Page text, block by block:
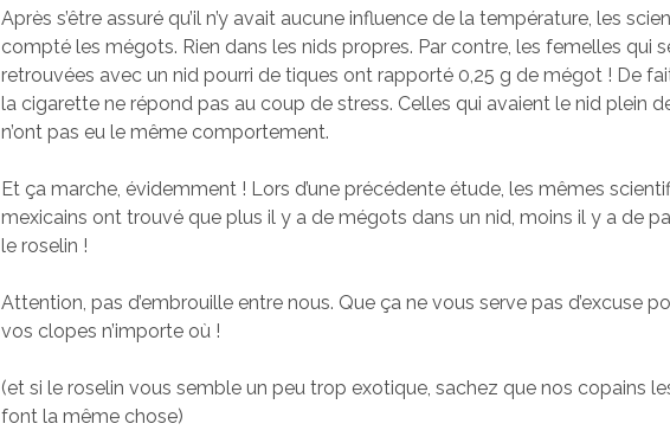
Après s’être assuré qu’il n’y avait aucune influence de la température, les
compté les mégots. Rien dans les nids propres. Par contre, les femelles qui
retrouvées avec un nid pourri de tiques ont rapporté 0,25 g de mégot ! De
la cigarette ne répond pas au coup de stress. Celles qui avaient le nid plein
n’ont pas eu le même comportement.
Et ça marche, évidemment ! Lors d’une précédente étude, les mêmes
mexicains ont trouvé que plus il y a de mégots dans un nid, moins il y a de
le roselin !
Attention, pas d’embrouille entre nous. Que ça ne vous serve pas d’excuse
vos clopes n’importe où !
(et si le roselin vous semble un peu trop exotique, sachez que nos copains
font la même chose)